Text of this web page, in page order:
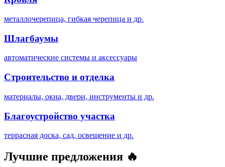
металлочерепица, гибкая черепица и др.
Шлагбаумы
автоматические системы и аксессуары
Строительство и отделка
материалы, окна, двери, инструменты и др.
Благоустройство участка
террасная доска, сад, освещение и др.
Лучшие предложения 🔥